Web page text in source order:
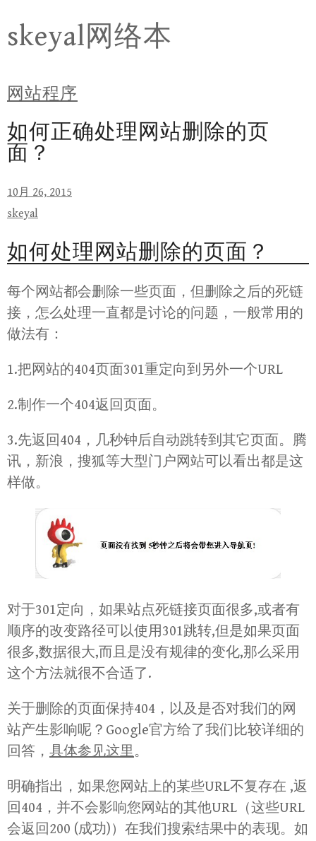
to
skeyal网络本
网站程序
如何正确处理网站删除的页
面？
10月 26, 2015
skeyal
如何处理网站删除的页面？
每个网站都会删除一些页面，但删除之后的死链
接，怎么处理一直都是讨论的问题，一般常用的
做法有：
1.把网站的404页面301重定向到另外一个URL
2.制作一个404返回页面。
3.先返回404，几秒钟后自动跳转到其它页面。腾
讯，新浪，搜狐等大型门户网站可以看出都是这
样做。
对于301定向，如果站点死链接页面很多,或者有
顺序的改变路径可以使用301跳转,但是如果页面
很多,数据很大,而且是没有规律的变化,那么采用
这个方法就很不合适了.
关于删除的页面保持404，以及是否对我们的网
站产生影响呢？Google官方给了我们比较详细的
回答， 具体参见这里。
明确指出，如果您网站上的某些URL不复存在 ,返
回404，并不会影响您网站的其他URL（这些URL
会返回200 (成功)）在我们搜索结果中的表现。如